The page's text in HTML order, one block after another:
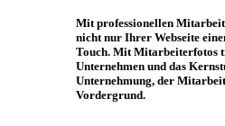
Mit professionellen
nicht nur Ihrer Webseite
Touch. Mit Mitarbeiterfotos
Unternehmen und das
Unternehmung, der
Vordergrund.